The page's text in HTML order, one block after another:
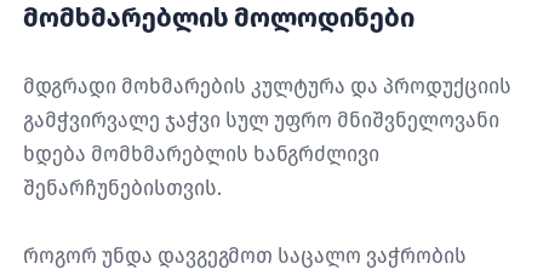
მომხმარებლის მოლოდინები
მდგრადი მოხმარების კულტურა და პროდუქციის
გამჭვირვალე ჯაჭვი სულ უფრო მნიშვნელოვანი
ხდება მომხმარებლის ხანგრძლივი
შენარჩუნებისთვის.
როგორ უნდა დავგეგმოთ საცალო ვაჭრობის